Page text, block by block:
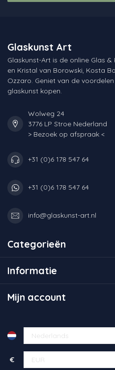
Glaskunst Art
Glaskunst-Art is de online Glas
en Kristal van Borowski, Kosta
Ozzaro. Geniet van de
glaskunst kopen.
Wolweg 24
3776 LP Stroe Nederland
> Bezoek op afspraak <
+31 (0)6 178 547 64
+31 (0)6 178 547 64
info@glaskunst-art.nl
Categorieën
Informatie
Mijn account
€